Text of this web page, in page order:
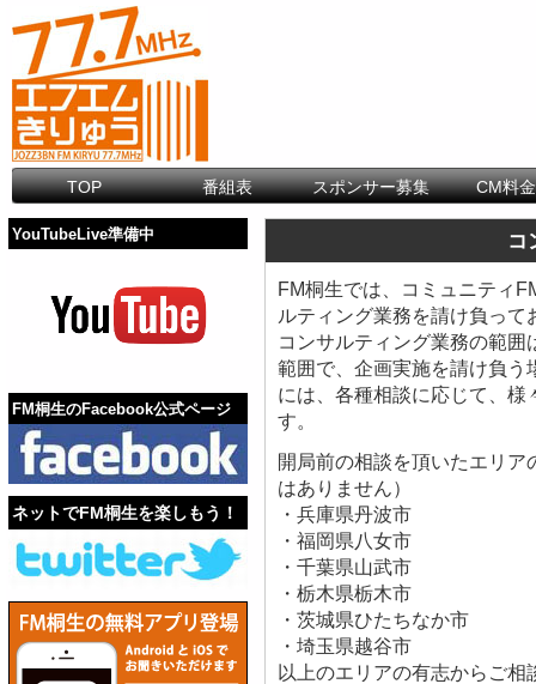
TOP 番組表 スポンサー募集 CM料
YouTubeLive準備中
FM桐生のFacebook公式ページ
ネットでFM桐生を楽しもう！
コ
FM桐生では、コミュニティ
ルティング業務を請け負って
コンサルティング業務の範
範囲で、企画実施を請け負う
には、各種相談に応じて、
す。
開局前の相談を頂いたエリ
はありません）
・兵庫県丹波市
・福岡県八女市
・千葉県山武市
・栃木県栃木市
・茨城県ひたちなか市
・埼玉県越谷市
以上のエリアの有志からご